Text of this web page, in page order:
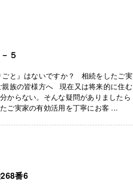
５
と』はないですか？ 相続をしたご実
族の皆様方へ 現在又は将来的に住む
からない。そんな疑問がありましたら
ご実家の有効活用を丁寧にお客 ...
番6